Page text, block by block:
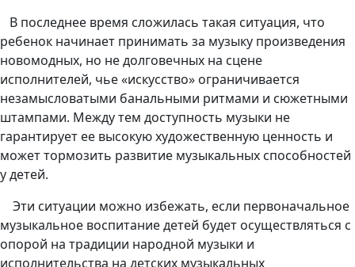
В последнее время сложилась такая ситуация, что
ребенок начинает принимать за музыку произведения
новомодных, но не долговечных на сцене
исполнителей, чье «искусство» ограничивается
незамысловатыми банальными ритмами и сюжетными
штампами. Между тем доступность музыки не
гарантирует ее высокую художественную ценность и
может тормозить развитие музыкальных способностей
у детей.
Эти ситуации можно избежать, если первоначальное
музыкальное воспитание детей будет осуществляться с
опорой на традиции народной музыки и
исполнительства на детских музыкальных